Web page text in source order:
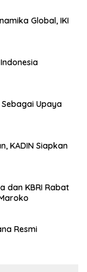
Global, IKI
Upaya
KADIN Siapkan
dan KBRI Rabat
Resmi